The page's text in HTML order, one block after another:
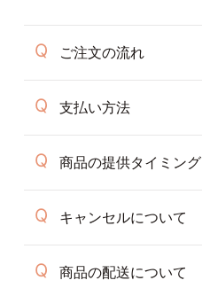
ご注文の流れ
支払い方法
商品の提供タイミング
キャンセルについて
商品の配送について